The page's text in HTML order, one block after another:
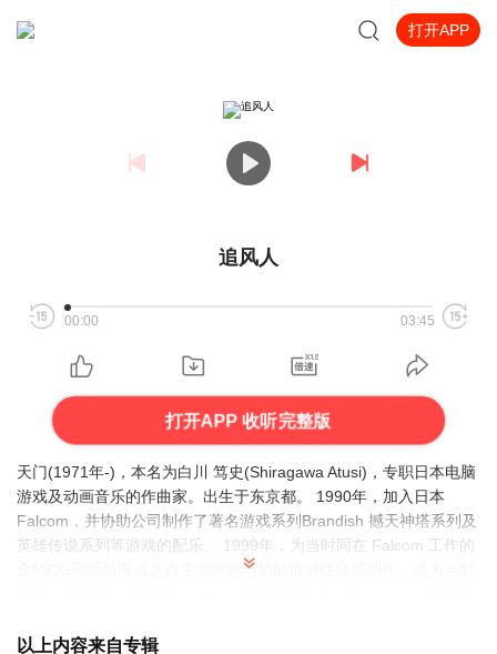
打开APP
追风人
00:00 03:45
打开APP 收听完整版
天门(1971年-)，本名为白川 笃史(Shiragawa Atusi)，专职日本电脑
游戏及动画音乐的作曲家。出生于东京都。 1990年，加入日本
Falcom，并协助公司制作了著名游戏系列Brandish 撼天神塔系列及
英雄传说系列等游戏的配乐。 1999年，为当时同在 Falcom 工作的
合约CG画师新海诚之自主动画她与她的猫担任音乐制作，成为当时
以上内容来自专辑